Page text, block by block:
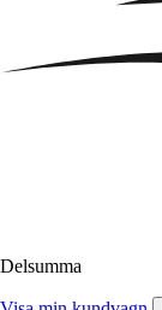
Delsumma